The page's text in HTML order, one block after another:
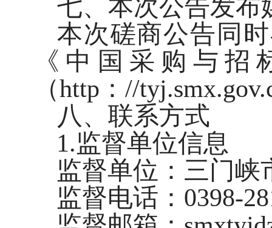
七、本次公告发布
本次磋商公告同
《中国采购与
（http：//
八、联系方式
1.监督单位信息
监督单位：三门峡
监督电话：0398-